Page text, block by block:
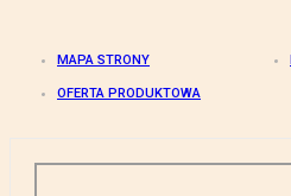
MAPA STRONY
OFERTA PRODUKTOWA